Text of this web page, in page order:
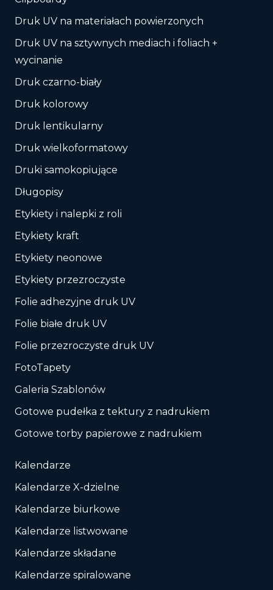
Druk UV na materiałach powierzonych
Druk UV na sztywnych mediach i foliach +
wycinanie
Druk czarno-biały
Druk kolorowy
Druk lentikularny
Druk wielkoformatowy
Druki samokopiujące
Długopisy
Etykiety i nalepki z roli
Etykiety kraft
Etykiety neonowe
Etykiety przezroczyste
Folie adhezyjne druk UV
Folie białe druk UV
Folie przezroczyste druk UV
FotoTapety
Galeria Szablonów
Gotowe pudełka z tektury z nadrukiem
Gotowe torby papierowe z nadrukiem
Kalendarze
Kalendarze X-dzielne
Kalendarze biurkowe
Kalendarze listwowane
Kalendarze składane
Kalendarze spiralowane